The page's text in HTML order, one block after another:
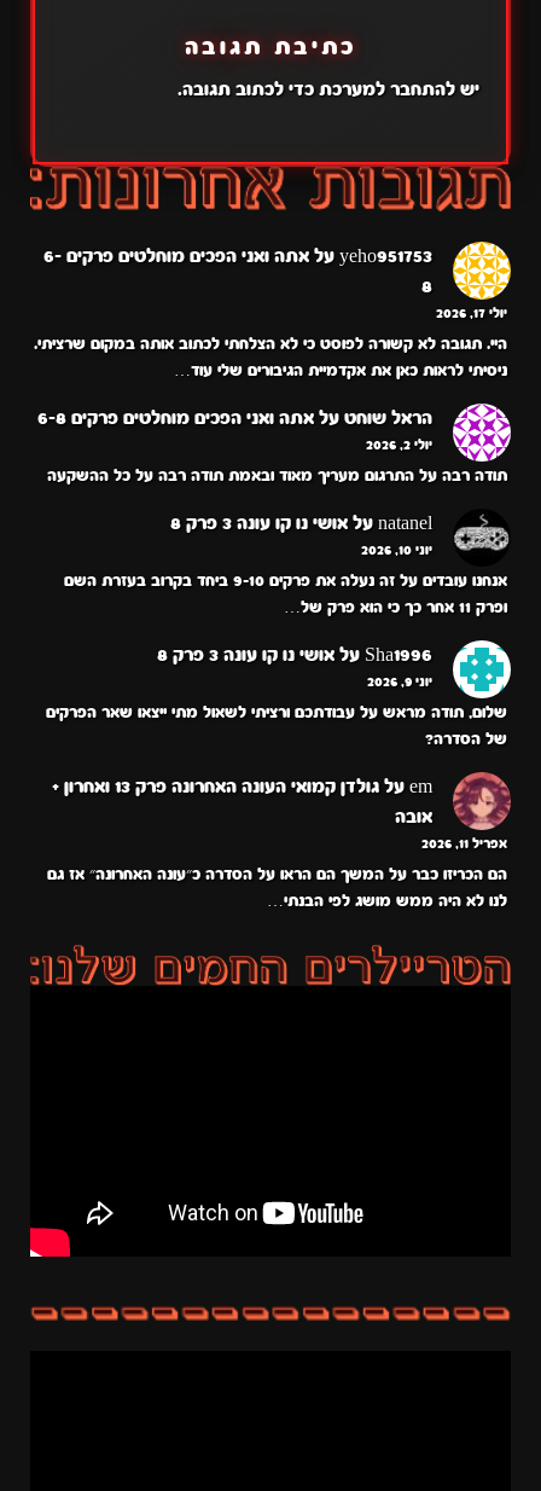
כתיבת תגובה
יש להתחבר למערכתכדי לכתוב תגובה.
yeho951753 על
אתה ואני הפכים מוחלטים פרקים 6-
8
יולי 17, 2026
היי. תגובה לא קשורה לפוסט כי לא הצלחתי לכתוב אותה במקום שרציתי.
ניסיתי לראות כאן את אקדמיית הגיבורים שלי עוד…
הראל שוחט על אתה ואני הפכים מוחלטים פרקים 6-8
יולי 2, 2026
תודה רבה על התרגום מעריך מאוד ובאמת תודה רבה על כל ההשקעה
natanel על אושי נו קו עונה 3 פרק 8
יוני 10, 2026
אנחנו עובדים על זה נעלה את פרקים 9-10 ביחד בקרוב בעזרת השם
ופרק 11 אחר כך כי הוא פרק של…
Sha1996 על אושי נו קו עונה 3 פרק 8
יוני 9, 2026
שלום, תודה מראש על עבודתכם ורציתי לשאול מתי ייצאו שאר הפרקים
של הסדרה?
em על
גולדן קמואי העונה האחרונה פרק 13 ואחרון +
אובה
אפריל 11, 2026
הם הכריזו כבר על המשך הם הראו על הסדרה כ״עונה האחרונה״ אז גם
לנו לא היה ממש מושג לפי הבנתי…